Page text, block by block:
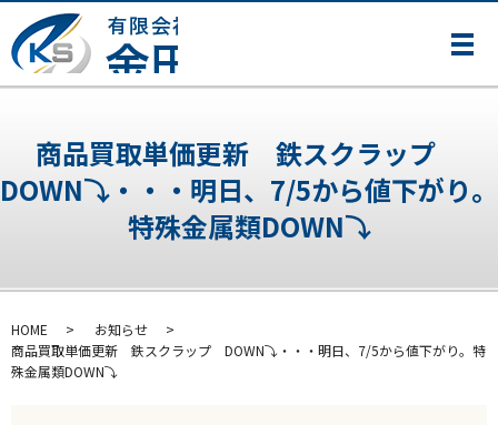
メ
商品買取単価更新 鉄スクラップ
DOWN⤵・・・明日、7/5から値下がり。
特殊金属類DOWN⤵
HOME
お知らせ
商品買取単価更新 鉄スクラップ DOWN⤵・・・明日、7/5から値下がり。特
殊金属類DOWN⤵